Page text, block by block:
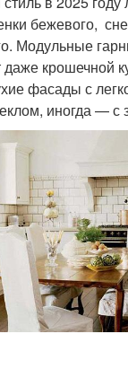
бежевого,
Модульные
даже крошечной
фасады с
иногда — с